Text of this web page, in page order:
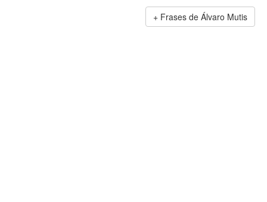
Frases de Álvaro Mutis